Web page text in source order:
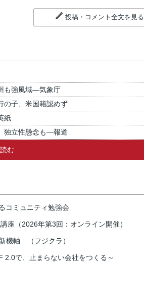
投稿・コメント全文を見る
も強風域―気象庁
の子、米国籍認めず
紙
独立性懸念も―報道
む
コミュニティ勉強会
座（2026年第3回：オンライン開催）
機軸 （フジクラ）
2.0で、止まらない会社をつくる～